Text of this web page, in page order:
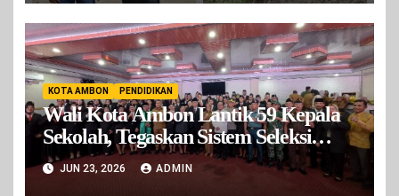
KOTA AMBON PENDIDIKAN
Wali Kota Ambon Lantik 59 Kepala
Sekolah, Tegaskan Sistem Seleksi
Bersih dan Transparan
JUN 23, 2026 ADMIN